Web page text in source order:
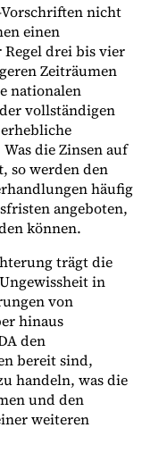
Vorschriften nicht
einen
drei bis vier
Zeiträumen
nationalen
vollständigen
die Zinsen auf
so werden den
häufig
angeboten,
können.
trägt die
in
von
hinaus
den
bereit sind,
handeln, was die
und den
weiteren